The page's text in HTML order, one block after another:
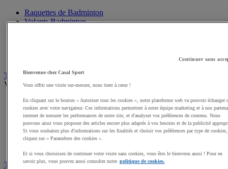
Raquettes de Badminton
Volants Badminton
Tennis de table
Voir tous les produits
Raquettes de Tennis de table
Balles Tennis de table
Tables de Tennis de table
Filets, Poteaux Tennis de table
Packs Tennis de table
Tennis
Continuer sans
Bienvenue chez Casal Sport
Vous offrir une visite sur-mesure, nous tient à cœur !
En cliquant sur le bouton « Autoriser tous les cookies », notre plateforme web va pouvoir échanger
cookies avec votre navigateur. Ces informations permettent à notre équipe marketing et à nos
internet de mesurer les performances de notre site, et d'analyser vos préférences de contenu. Nous
pouvons ainsi vous proposer des articles encore plus adaptés à vos besoins et de la publicité
Si vous souhaitez plus d'informations sur les finalités et choisir vos préférences par type de cookies,
cliquez sur « Paramètres des cookies ».
Et si vous choisissez de continuer votre visite sans cookies, vous êtes le bienvenu aussi ! Pour en
savoir plus, vous pouvez aussi consulter notre politique de cookies.